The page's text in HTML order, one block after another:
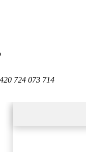
724 073 714